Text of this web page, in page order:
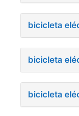
bicicleta
bicicleta
bicicleta